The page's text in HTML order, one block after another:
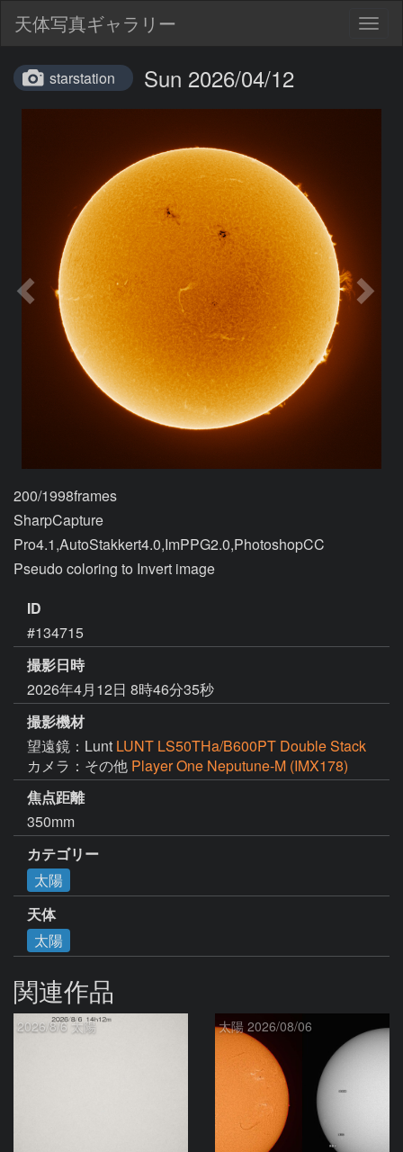
天体写真ギャラリー
starstation Sun 2026/04/12
200/1998frames
SharpCapture
Pro4.1,AutoStakkert4.0,ImPPG2.0,PhotoshopCC
ID
#134715
撮影日時
2026年4月12日 8時46分35秒
撮影機材
望遠鏡：Lunt LUNT LS50THa/B600PT Double Stack
カメラ：その他 Player One Neputune-M (IMX178)
焦点距離
350mm
カテゴリー
太陽
天体
太陽
関連作品
2026/8/6 太陽 太陽 2026/08/06